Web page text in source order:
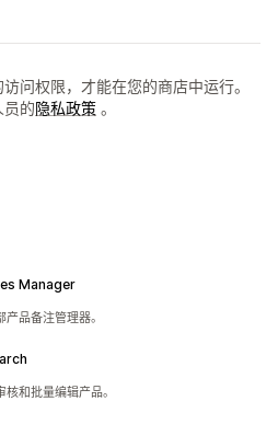
问权限，才能在您的商店中运行。
员的隐私政策 。
Manager
品备注管理器。
和批量编辑产品。